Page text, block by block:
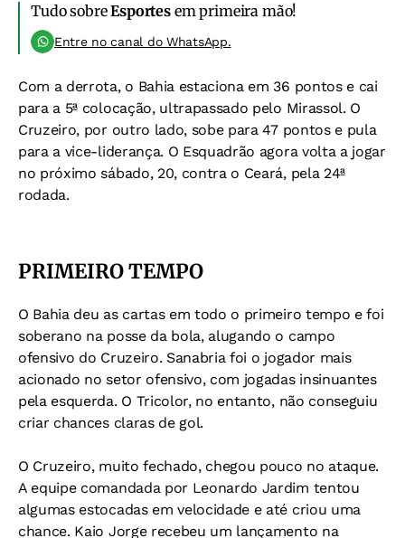
Tudo sobreEsportesem primeira mão!
Entre no canal do WhatsApp.
Com a derrota, o Bahia estaciona em 36 pontos e cai
para a 5ª colocação, ultrapassado pelo Mirassol. O
Cruzeiro, por outro lado, sobe para 47 pontos e pula
para a vice-liderança. O Esquadrão agora volta a jogar
no próximo sábado, 20, contra o Ceará, pela 24ª
rodada.
PRIMEIRO TEMPO
O Bahia deu as cartas em todo o primeiro tempo e foi
soberano na posse da bola, alugando o campo
ofensivo do Cruzeiro. Sanabria foi o jogador mais
acionado no setor ofensivo, com jogadas insinuantes
pela esquerda. O Tricolor, no entanto, não conseguiu
criar chances claras de gol.
O Cruzeiro, muito fechado, chegou pouco no ataque.
A equipe comandada por Leonardo Jardim tentou
algumas estocadas em velocidade e até criou uma
chance. Kaio Jorge recebeu um lançamento na